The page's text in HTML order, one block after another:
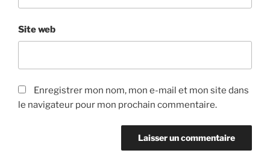
Site web
Enregistrer mon nom, mon e-mail et mon site dans
le navigateur pour mon prochain commentaire.